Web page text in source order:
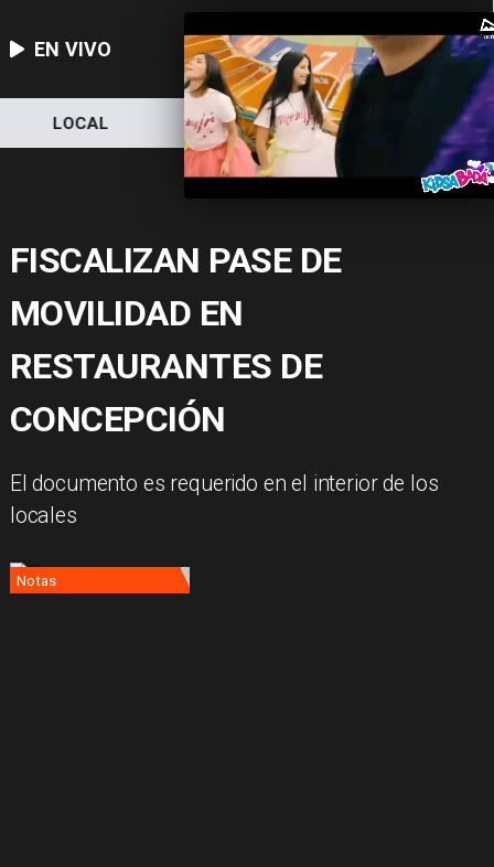
EN VIVO
LOCAL NACIONAL DEPORTES
FISCALIZAN PASE DE
MOVILIDAD EN
RESTAURANTES DE
CONCEPCIÓN
El documento es requerido en el interior de los
locales
Notas